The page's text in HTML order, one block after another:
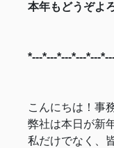
本年もどうぞよ
*---*---*---*---*---
こんにちは！事
弊社は本日が新
私だけでなく、